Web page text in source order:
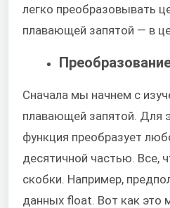
легко преобразовывать
плавающей запятой — в
Сначала мы начнем с
плавающей запятой. Для
функция преобразует
десятичной частью. Все,
скобки. Например,
данных float. Вот как это